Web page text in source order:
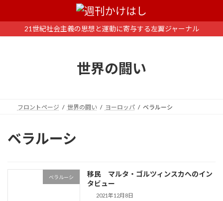
ン
ー
21世紀社会主義の思想と運動に寄与する左翼ジャーナル
世界の闘い
フロントページ 世界の闘い ヨーロッパ ベラルーシ
ベラルーシ
ベラルーシ
移民 マルタ・ゴルツィンスカへのイン
タビュー
2021年12月8日